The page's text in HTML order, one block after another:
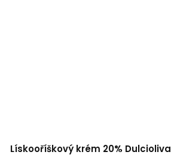
Lískooříškový krém 20% Dulcioliva